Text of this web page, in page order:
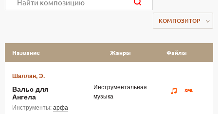
КОМПОЗИТОР
Название Жанры Файлы
Шаллан, Э.
Вальс для
Ангела
Инструменты: арфа
Инструментальная
музыка